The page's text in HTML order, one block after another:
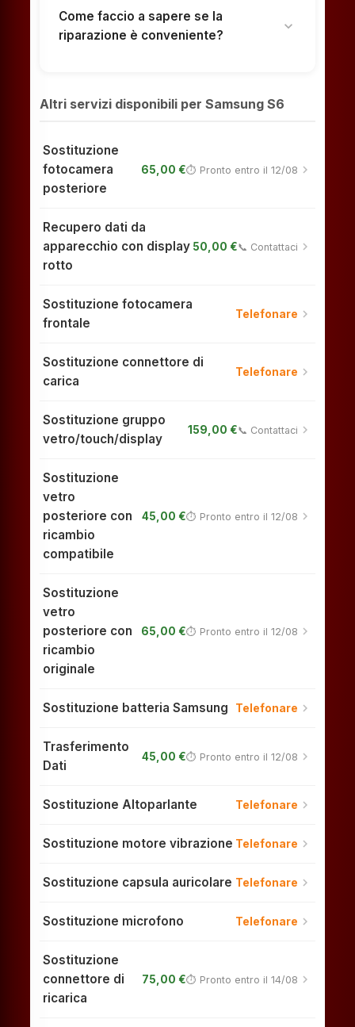
Come faccio a sapere se la
riparazione è conveniente?
expand_more
Altri servizi disponibili per Samsung S6
Sostituzione
fotocamera
posteriore
65,00 €⏱ Pronto entro il 12/08 chevron_right
Recupero dati da
apparecchio con display
rotto
50,00 €📞 Contattaci chevron_right
Sostituzione fotocamera
frontale
Telefonare chevron_right
Sostituzione connettore di
carica
Telefonare chevron_right
Sostituzione gruppo
vetro/touch/display
159,00 €📞 Contattaci chevron_right
Sostituzione
vetro
posteriore con
ricambio
compatibile
45,00 €⏱ Pronto entro il 12/08 chevron_right
Sostituzione
vetro
posteriore con
ricambio
originale
65,00 €⏱ Pronto entro il 12/08 chevron_right
Sostituzione batteria Samsung Telefonare chevron_right
Trasferimento
Dati
45,00 €⏱ Pronto entro il 12/08 chevron_right
Sostituzione Altoparlante Telefonare chevron_right
Sostituzione motore vibrazione Telefonare chevron_right
Sostituzione capsula auricolare Telefonare chevron_right
Sostituzione microfono Telefonare chevron_right
Sostituzione
connettore di
ricarica
75,00 €⏱ Pronto entro il 14/08 chevron_right